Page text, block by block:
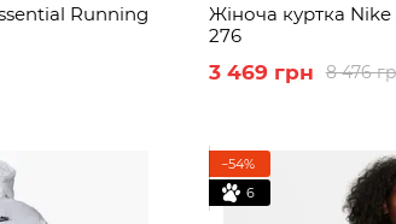
Running
Жіноча куртка Nike
276
8 476
3 469 грн
−54%
6